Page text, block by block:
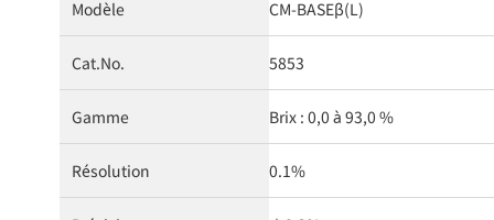
Modèle CM-BASEβ(L)
Cat.No. 5853
Gamme Brix : 0,0 à 93,0 %
Résolution 0.1%